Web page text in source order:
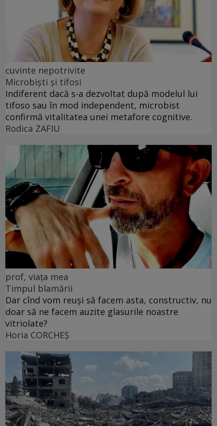
cuvinte nepotrivite
Microbiști și tifosi
Indiferent dacă s-a dezvoltat după modelul lui
tifoso sau în mod independent, microbist
confirmă vitalitatea unei metafore cognitive.
Rodica ZAFIU
prof, viața mea
Timpul blamării
Dar cînd vom reuși să facem asta, constructiv, nu
doar să ne facem auzite glasurile noastre
vitriolate?
Horia CORCHEŞ